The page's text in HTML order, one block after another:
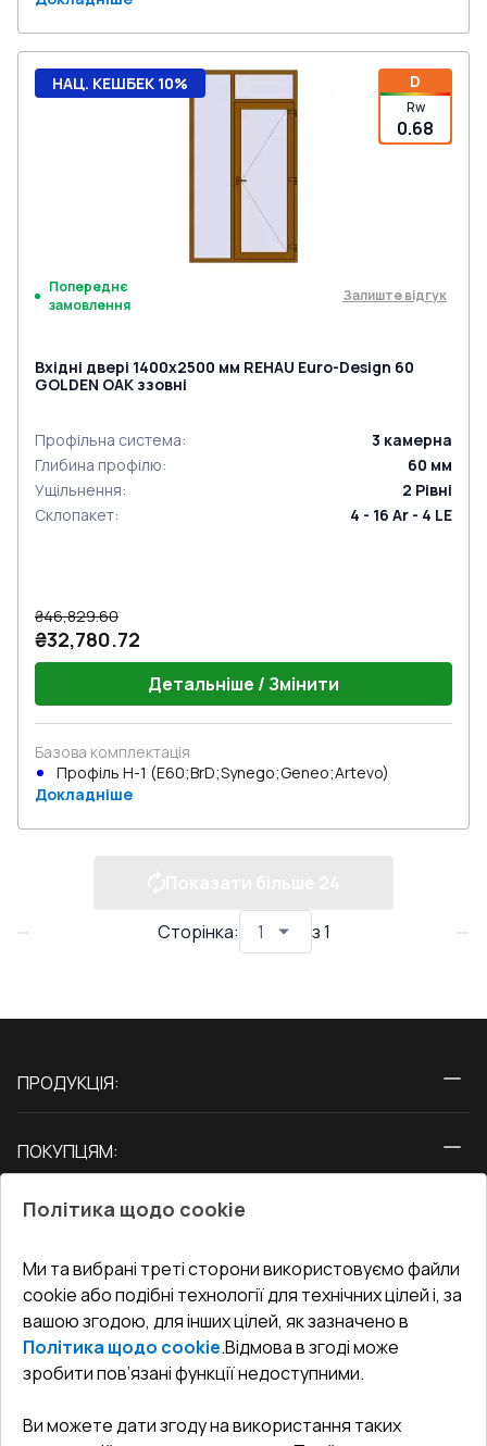
D
Rw
0.68
НАЦ. КЕШБЕК 10%
Попереднє
замовлення
Залиште відгук
Вхідні двері 1400x2500 мм REHAU Euro-Design 60
GOLDEN OAK ззовні
Профільна система: 3 камерна
Глибина профілю: 60 мм
Ущільнення: 2 Рівні
Склопакет: 4 - 16 Ar - 4 LE
₴46,829.60
₴32,780.72
Детальніше / Змінити
Базова комплектація
Профіль Н-1 (E60;BrD;Synego;Geneo;Artevo)
Докладніше
Сторінка: з1
ПРОДУКЦІЯ:
Двері
ПОКУПЦЯМ:
Блог
Адреса гіпермаркета
Як правильно заміряти вікна
СЕРВІС ТА ОБЛУГОВУВАННЯ:
Доставка і Оплата
Гарантія та Сервіс
Повернення товару
Договір публічної оферти
КОНТАКТИ
Офіс:Україна, м. Вінниця, вул. Келецька 60 кв. 61
undefined(undefined)
Політика щодо cookie
Ми та вибрані треті сторони використовуємо файли
cookie або подібні технології для технічних цілей і, за
вашою згодою, для інших цілей, як зазначено в
Політика щодо cookie.Відмова в згоді може
зробити пов’язані функції недоступними.
Ви можете дати згоду на використання таких